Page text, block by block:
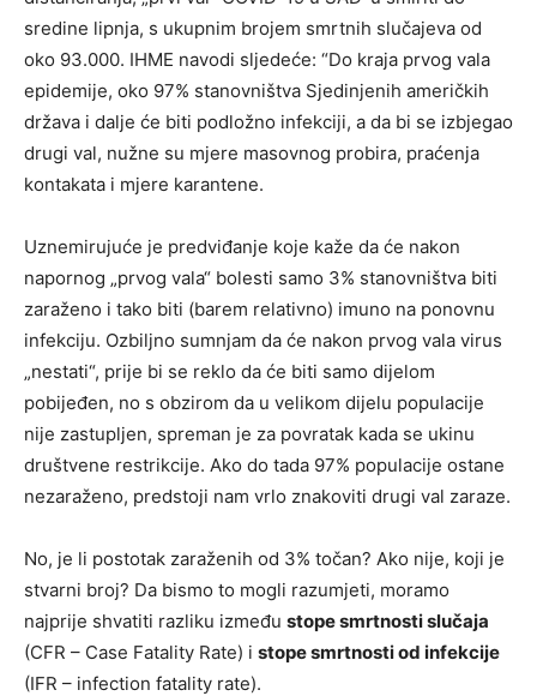
sredine lipnja, s ukupnim brojem smrtnih slučajeva od
oko 93.000. IHME navodi sljedeće: “Do kraja prvog vala
epidemije, oko 97% stanovništva Sjedinjenih američkih
država i dalje će biti podložno infekciji, a da bi se izbjegao
drugi val, nužne su mjere masovnog probira, praćenja
kontakata i mjere karantene.
Uznemirujuće je predviđanje koje kaže da će nakon
napornog „prvog vala“ bolesti samo 3% stanovništva biti
zaraženo i tako biti (barem relativno) imuno na ponovnu
infekciju. Ozbiljno sumnjam da će nakon prvog vala virus
„nestati“, prije bi se reklo da će biti samo dijelom
pobijeđen, no s obzirom da u velikom dijelu populacije
nije zastupljen, spreman je za povratak kada se ukinu
društvene restrikcije. Ako do tada 97% populacije ostane
nezaraženo, predstoji nam vrlo znakoviti drugi val zaraze.
No, je li postotak zaraženih od 3% točan? Ako nije, koji je
stvarni broj? Da bismo to mogli razumjeti, moramo
najprije shvatiti razliku između stope smrtnosti slučaja
(CFR – Case Fatality Rate) i stope smrtnosti od infekcije
(IFR – infection fatality rate).